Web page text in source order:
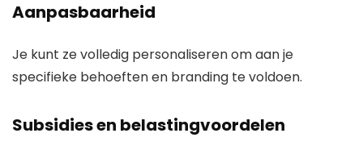
Aanpasbaarheid
Je kunt ze volledig personaliseren om aan je
specifieke behoeften en branding te voldoen.
Subsidies en belastingvoordelen